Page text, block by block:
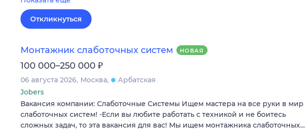
Откликнуться
Монтажник слаботочных систем НОВАЯ
100 000–250 000 ₽
06 августа 2026 Москва
Арбатская
Jobers
Вакансия компании: Слаботочные Системы Ищем мастера на все руки в мир
слаботочных систем! -Если вы любите работать с техникой и не боитесь
сложных задач, то эта вакансия для вас! Мы ищем монтажника слаботочных…